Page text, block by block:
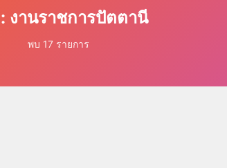
งานราชการปัตตานี
พบ 17 รายการ